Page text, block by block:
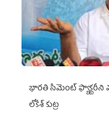
భారతి సిమెంట్
లోకేశ్ కుట్ర